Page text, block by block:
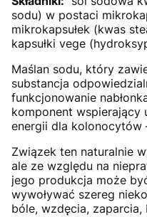
sodu) w postaci
mikrokapsułek (kwas
kapsułki vege
Maślan sodu, który
substancja
funkcjonowanie
komponent wspierający
energii dla kolonocytów
Związek ten naturalnie
ale ze względu na
jego produkcja może
wywoływać szereg
bóle, wzdęcia, zaparcia,